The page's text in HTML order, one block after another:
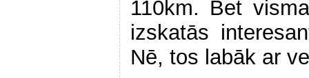
110km. Bet
izskatās
Nē, tos labāk ar